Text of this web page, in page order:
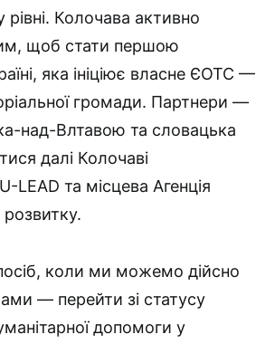
рівні. Колочава активно
щоб стати першою
яка ініціює власне ЄОТС —
громади. Партнери —
над-Влтавою та словацька
далі Колочаві
LEAD та місцева Агенція
розвитку.
коли ми можемо дійсно
— перейти зі статусу
допомоги у